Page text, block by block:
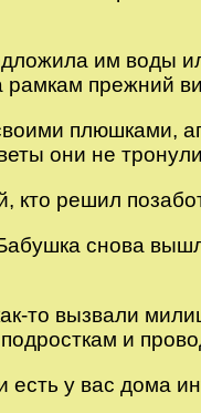
им воды
прежний
плюшками,
они не
решил
снова
то вызвали
и
у вас дома